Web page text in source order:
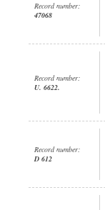
Record number:
47068
Record number:
U. 6622.
Record number:
D 612